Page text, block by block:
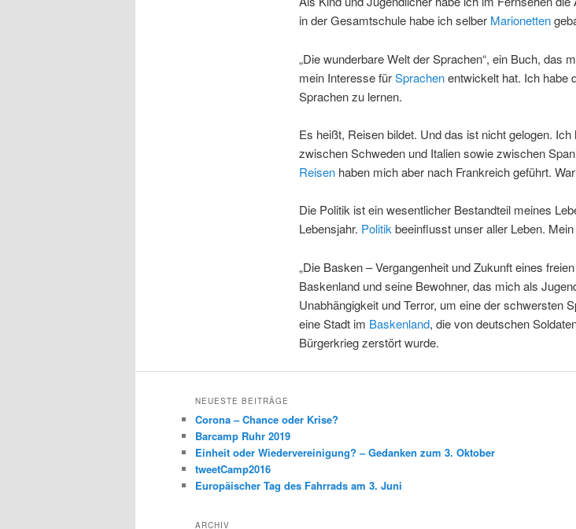
in der Gesamtschule habe ich selber Marionetten
„Die wunderbare Welt der Sprachen“, ein Buch, das
mein Interesse fürSprachenentwickelt hat. Ich habe
Sprachen zu lernen.
Es heißt, Reisen bildet. Und das ist nicht gelogen.
zwischen Schweden und Italien sowie zwischen
Reisenhaben mich aber nach Frankreich geführt.
Die Politik ist ein wesentlicher Bestandteil meines
Lebensjahr. Politikbeeinflusst unser aller Leben.
„Die Basken – Vergangenheit und Zukunft eines
Baskenland und seine Bewohner, das mich als
Unabhängigkeit und Terror, um eine der schwersten
eine Stadt im Baskenland, die von deutschen
Bürgerkrieg zerstört wurde.
NEUESTE BEITRÄGE
Corona – Chance oder Krise?
Barcamp Ruhr 2019
Einheit oder Wiedervereinigung? – Gedanken zum 3. Oktober
tweetCamp2016
Europäischer Tag des Fahrrads am 3. Juni
ARCHIV